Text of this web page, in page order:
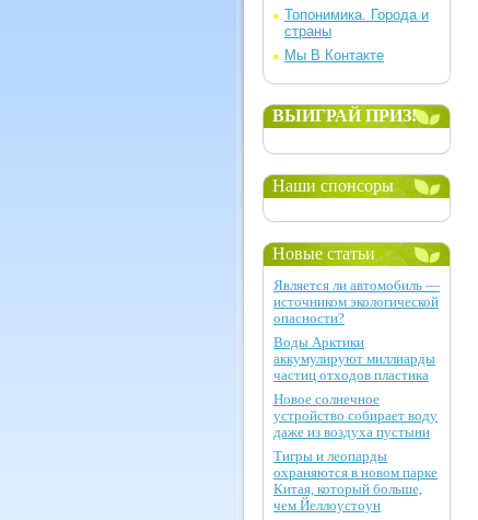
Топонимика. Города и
страны
Мы В Контакте
ВЫИГРАЙ ПРИЗ!
Наши спонсоры
Новые статьи
Является ли автомобиль —
источником экологической
опасности?
Воды Арктики
аккумулируют миллиарды
частиц отходов пластика
Новое солнечное
устройство собирает воду
даже из воздуха пустыни
Тигры и леопарды
охраняются в новом парке
Китая, который больше,
чем Йеллоустоун